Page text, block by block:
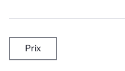
Prix